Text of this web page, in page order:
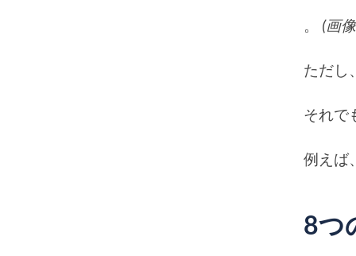
。 (画
ただし
それで
例えば
8つ